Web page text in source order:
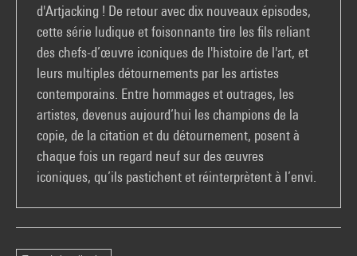
d'Artjacking ! De retour avec dix nouveaux épisodes,
cette série ludique et foisonnante tire les fils reliant
des chefs-d’œuvre iconiques de l'histoire de l'art, et
leurs multiples détournements par les artistes
contemporains. Entre hommages et outrages, les
artistes, devenus aujourd’hui les champions de la
copie, de la citation et du détournement, posent à
chaque fois un regard neuf sur des œuvres
iconiques, qu’ils pastichent et réinterprètent à l’envi.